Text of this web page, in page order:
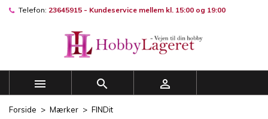
Telefon: 23645915 - Kundeservice mellem kl. 15:00 og 19:00
  
Forside Mærker FINDit
add_circle_outlineOpret en ny liste
((confirmMessage))
((cancelText)) ((modalDeleteText))
Du skal være logget på for at gemme produkter på din